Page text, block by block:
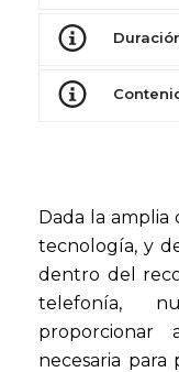
Dada la amplia
tecnología, y
dentro del
telefonía,
proporcionar
necesaria